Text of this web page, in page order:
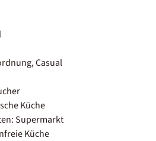
Casual
Küche
Supermarkt
Küche